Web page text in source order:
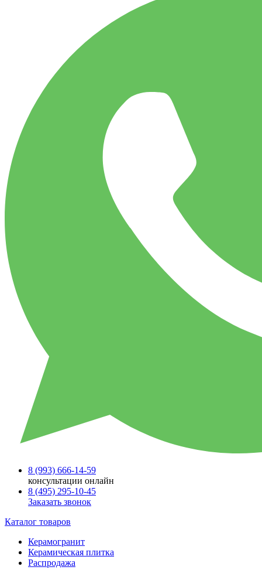
8 (993) 666-14-59
консультации онлайн
8 (495) 295-10-45
Заказать звонок
Каталог товаров
Керамогранит
Керамическая плитка
Распродажа